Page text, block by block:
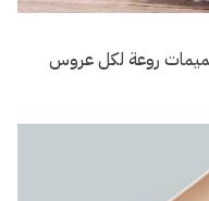
روعة لكل عروس